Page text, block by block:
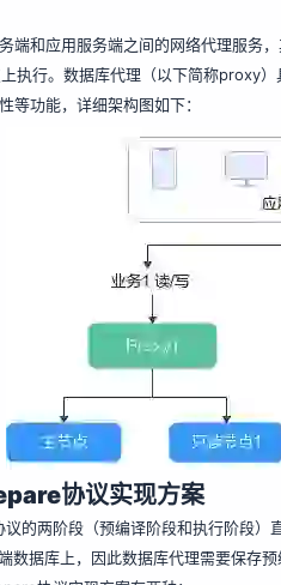
端和应用服务端之间的网络代理服务
执行。数据库代理（以下简称proxy
等功能，详细架构图如下：
协议实现方案
的两阶段（预编译阶段和执行阶段
数据库上，因此数据库代理需要保存